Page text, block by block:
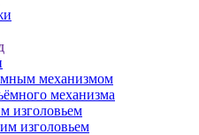
механизмом
механизма
изголовьем
изголовьем